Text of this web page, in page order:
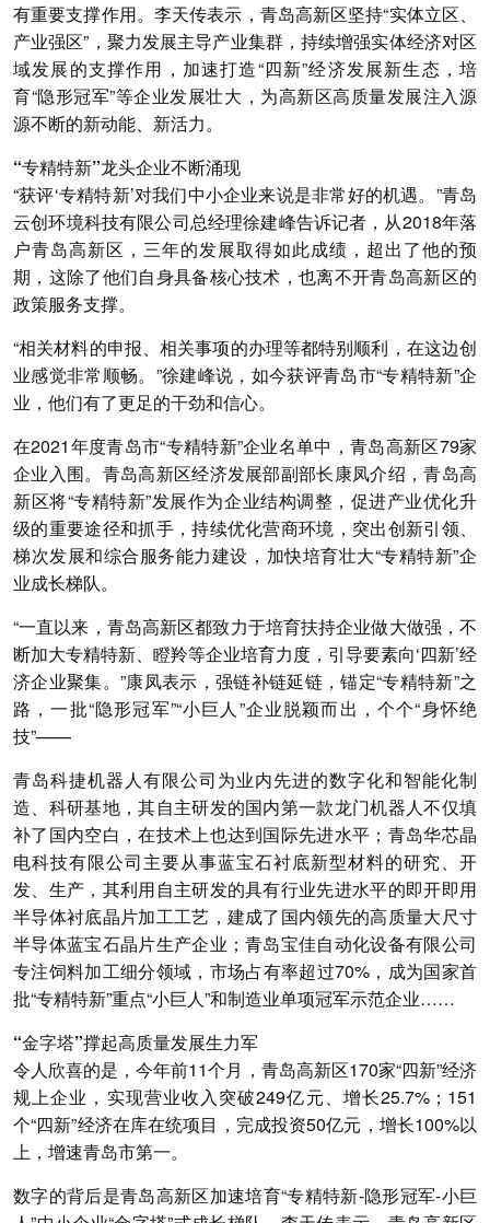
有重要支撑作用。李天传表示，青岛高新区坚持“实体立区、
产业强区”，聚力发展主导产业集群，持续增强实体经济对区
域发展的支撑作用，加速打造“四新”经济发展新生态，培
育“隐形冠军”等企业发展壮大，为高新区高质量发展注入源
源不断的新动能、新活力。
“专精特新”龙头企业不断涌现
“获评‘专精特新’对我们中小企业来说是非常好的机遇。”青岛
云创环境科技有限公司总经理徐建峰告诉记者，从2018年落
户青岛高新区，三年的发展取得如此成绩，超出了他的预
期，这除了他们自身具备核心技术，也离不开青岛高新区的
政策服务支撑。
“相关材料的申报、相关事项的办理等都特别顺利，在这边创
业感觉非常顺畅。”徐建峰说，如今获评青岛市“专精特新”企
业，他们有了更足的干劲和信心。
在2021年度青岛市“专精特新”企业名单中，青岛高新区79家
企业入围。青岛高新区经济发展部副部长康凤介绍，青岛高
新区将“专精特新”发展作为企业结构调整，促进产业优化升
级的重要途径和抓手，持续优化营商环境，突出创新引领、
梯次发展和综合服务能力建设，加快培育壮大“专精特新”企
业成长梯队。
“一直以来，青岛高新区都致力于培育扶持企业做大做强，不
断加大专精特新、瞪羚等企业培育力度，引导要素向‘四新’经
济企业聚集。”康凤表示，强链补链延链，锚定“专精特新”之
路，一批“隐形冠军”“小巨人”企业脱颖而出，个个“身怀绝
技”——
青岛科捷机器人有限公司为业内先进的数字化和智能化制
造、科研基地，其自主研发的国内第一款龙门机器人不仅填
补了国内空白，在技术上也达到国际先进水平；青岛华芯晶
电科技有限公司主要从事蓝宝石衬底新型材料的研究、开
发、生产，其利用自主研发的具有行业先进水平的即开即用
半导体衬底晶片加工工艺，建成了国内领先的高质量大尺寸
半导体蓝宝石晶片生产企业；青岛宝佳自动化设备有限公司
专注饲料加工细分领域，市场占有率超过70%，成为国家首
批“专精特新”重点“小巨人”和制造业单项冠军示范企业……
“金字塔”撑起高质量发展生力军
令人欣喜的是，今年前11个月，青岛高新区170家“四新”经济
规上企业，实现营业收入突破249亿元、增长25.7%；151
个“四新”经济在库在统项目，完成投资50亿元，增长100%以
上，增速青岛市第一。
数字的背后是青岛高新区加速培育“专精特新-隐形冠军-小巨